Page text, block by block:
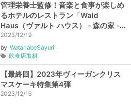
管理栄養士監修！音楽と食事が楽しめ
るホテルのレストラン「Wald
Haus（ヴァルト ハウス） ‐ 森の家 ‐
」の四季を感じるウェルネスコース
【東京・銀座】
2023/12/19
by WatanabeSayuri
飲食店取材
【最終回】2023年ヴィーガンクリス
マスケーキ特集第4弾
2023/12/16